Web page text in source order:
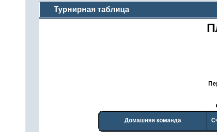
Турнирная таблица
Домашняя команда